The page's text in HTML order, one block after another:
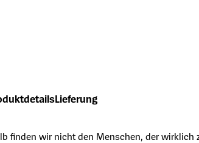
Lieferung
finden wir nicht den Menschen, der wirklich